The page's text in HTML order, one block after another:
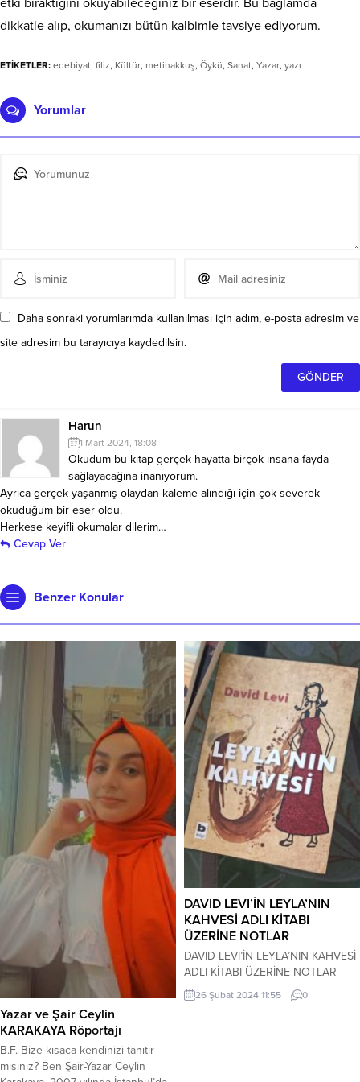
etki bıraktığını okuyabileceğiniz bir eserdir. Bu bağlamda
dikkatle alıp, okumanızı bütün kalbimle tavsiye ediyorum.
ETİKETLER: edebiyat, filiz, Kültür, metinakkuş, Öykü, Sanat, Yazar, yazı
Yorumlar
Daha sonraki yorumlarımda kullanılması için adım, e-posta adresim ve
site adresim bu tarayıcıya kaydedilsin.
Harun
1 Mart 2024, 18:08
Okudum bu kitap gerçek hayatta birçok insana fayda
sağlayacağına inanıyorum.
Ayrıca gerçek yaşanmış olaydan kaleme alındığı için çok severek
okuduğum bir eser oldu.
Herkese keyifli okumalar dilerim…
Cevap Ver
Benzer Konular
Yazar ve Şair Ceylin
KARAKAYA Röportajı
B.F. Bize kısaca kendinizi tanıtır
mısınız? Ben Şair-Yazar Ceylin
DAVID LEVI’İN LEYLA’NIN
KAHVESİ ADLI KİTABI
ÜZERİNE NOTLAR
DAVID LEVI’İN LEYLA’NIN KAHVESİ
ADLI KİTABI ÜZERİNE NOTLAR
DİLEK ÖZDEMİR … Kahvehanede
yanından geçen garson Leyla’ya
26 Şubat 2024 11:55 0